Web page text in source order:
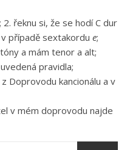
; 2. řeknu si, že se hodí C dur
případě sextakordu e;
a mám tenor a alt;
pravidla;
Doprovodu kancionálu a v
v mém doprovodu najde